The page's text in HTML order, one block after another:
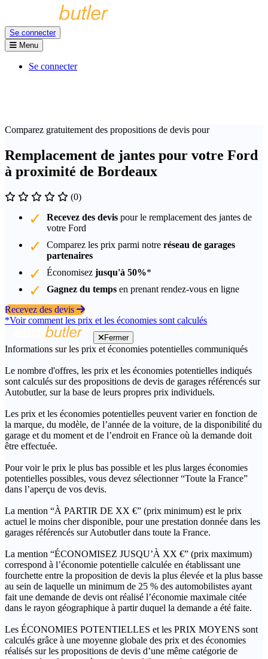
Se connecter
Menu
Se connecter
Comparez gratuitement des propositions de devis pour
Remplacement de jantes pour votre Ford
à proximité de Bordeaux
(0)
Recevez des devis pour le remplacement des jantes de
votre Ford
Comparez les prix parmi notre réseau de garages
partenaires
Économisez jusqu'à 50%*
Gagnez du temps en prenant rendez-vous en ligne
Recevez des devis
*Voir comment les prix et les économies sont calculés
Fermer
Informations sur les prix et économies potentielles communiqués
Le nombre d'offres, les prix et les économies potentielles indiqués
sont calculés sur des propositions de devis de garages référencés sur
Autobutler, sur la base de leurs propres prix individuels.
Les prix et les économies potentielles peuvent varier en fonction de
la marque, du modèle, de l’année de la voiture, de la disponibilité du
garage et du moment et de l’endroit en France où la demande doit
être effectuée.
Pour voir le prix le plus bas possible et les plus larges économies
potentielles possibles, vous devez sélectionner “Toute la France”
dans l’aperçu de vos devis.
La mention “À PARTIR DE XX €” (prix minimum) est le prix
actuel le moins cher disponible, pour une prestation donnée dans les
garages référencés sur Autobutler dans toute la France.
La mention “ÉCONOMISEZ JUSQU’À XX €” (prix maximum)
correspond à l’économie potentielle calculée en établissant une
fourchette entre la proposition de devis la plus élevée et la plus basse
au sein de laquelle un minimum de 25 % des automobilistes ayant
fait une demande de devis ont réalisé l’économie maximale citée
dans le rayon géographique à partir duquel la demande a été faite.
Les ÉCONOMIES POTENTIELLES et les PRIX MOYENS sont
calculés grâce à une moyenne globale des prix et des économies
réalisés sur les propositions de devis d’une même catégorie de